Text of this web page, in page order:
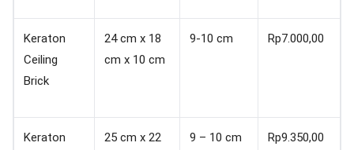
Keraton
Ceiling
Brick
24 cm x 18
cm x 10 cm
9-10 cm Rp7.000,00
Keraton 25 cm x 22 9 – 10 cm Rp9.350,00